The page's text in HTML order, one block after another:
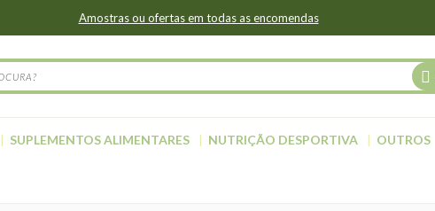
Amostras ou ofertas em todas as encomendas
SUPLEMENTOS ALIMENTARES NUTRIÇÃO DESPORTIVA OUTROS